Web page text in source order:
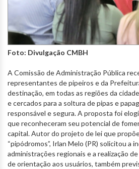
Foto: Divulgação CMBH
A Comissão de Administração Pública
representantes de pipeiros e da
destinação, em todas as regiões da
e cercados para a soltura de pipas e
responsável e segura. A proposta foi
que reconheceram seu potencial de
capital. Autor do projeto de lei que
“pipódromos”, Irlan Melo (PR) solicitou a
administrações regionais e a realização
de orientação aos usuários, também